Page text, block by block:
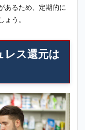
あるため、定期的に
う。
レス還元は